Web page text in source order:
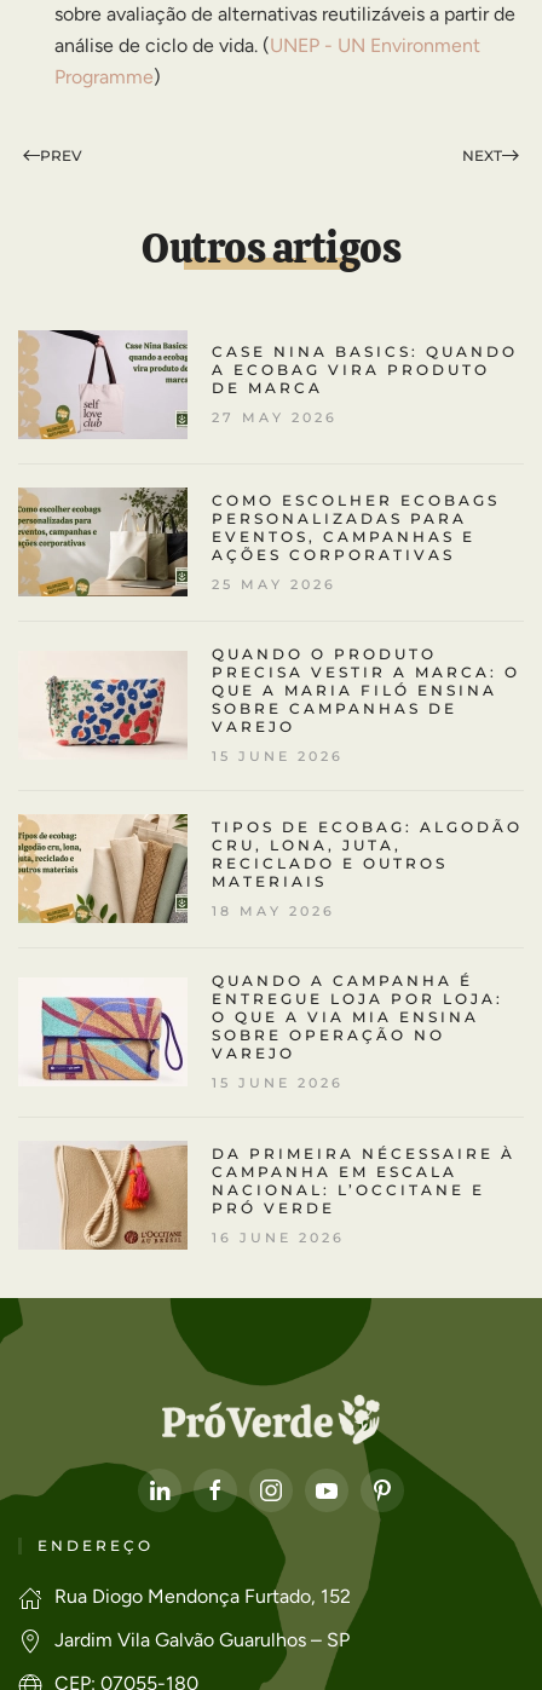
sobre avaliação de alternativas reutilizáveis a partir de
análise de ciclo de vida. (UNEP - UN Environment
Programme)
PREV NEXT
Outros artigos
CASE NINA BASICS: QUANDO
A ECOBAG VIRA PRODUTO
DE MARCA
27 MAY 2026
COMO ESCOLHER ECOBAGS
PERSONALIZADAS PARA
EVENTOS, CAMPANHAS E
AÇÕES CORPORATIVAS
25 MAY 2026
QUANDO O PRODUTO
PRECISA VESTIR A MARCA: O
QUE A MARIA FILÓ ENSINA
SOBRE CAMPANHAS DE
VAREJO
15 JUNE 2026
TIPOS DE ECOBAG: ALGODÃO
CRU, LONA, JUTA,
RECICLADO E OUTROS
MATERIAIS
18 MAY 2026
QUANDO A CAMPANHA É
ENTREGUE LOJA POR LOJA:
O QUE A VIA MIA ENSINA
SOBRE OPERAÇÃO NO
VAREJO
15 JUNE 2026
DA PRIMEIRA NÉCESSAIRE À
CAMPANHA EM ESCALA
NACIONAL: L’OCCITANE E
PRÓ VERDE
16 JUNE 2026
ENDEREÇO
Rua Diogo Mendonça Furtado, 152
Jardim Vila Galvão Guarulhos – SP
CEP: 07055-180